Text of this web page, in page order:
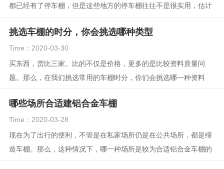
都已经有了停车棚，但是这些地方的停车棚往往不是很实用，估计
它们在设计的时候就不够合理。比如说在设计的时...
挑选车棚的时分，你会挑选哪种类型
Time：2020-03-30
买东西，货比三家。比的不仅是价格，更多的是比较资料质量问
题。那么，在我们挑选常用的车棚时分，你们会挑选哪一种资料
呢？一同看看下面的剖析吧。 1、阳光板车棚...
哪些场所合适建铝合金车棚
Time：2020-03-28
现在为了出行的便利，不管是在私家场所仍是在公共场所，都是缔
造车棚。那么，这种情况下，哪一种场所是较为合适铝合金车棚的
呢？一同看看下面的剖析吧。 ...